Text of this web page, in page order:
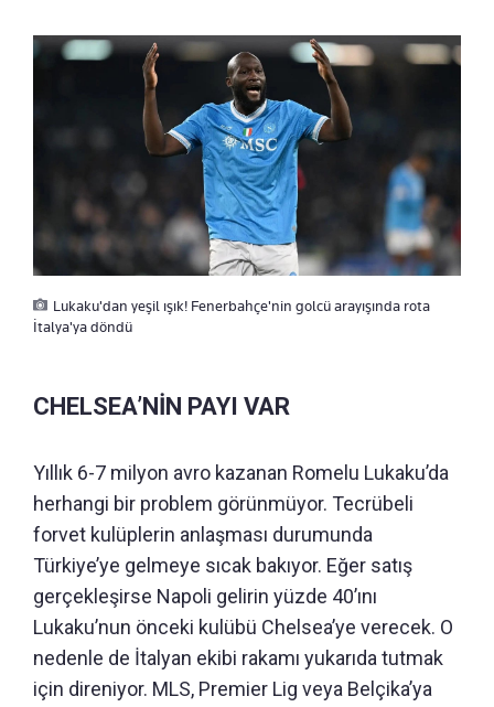
Lukaku'dan yeşil ışık! Fenerbahçe'nin golcü arayışında rota
İtalya'ya döndü
CHELSEA’NİN PAYI VAR
Yıllık 6-7 milyon avro kazanan Romelu Lukaku’da
herhangi bir problem görünmüyor. Tecrübeli
forvet kulüplerin anlaşması durumunda
Türkiye’ye gelmeye sıcak bakıyor. Eğer satış
gerçekleşirse Napoli gelirin yüzde 40’ını
Lukaku’nun önceki kulübü Chelsea’ye verecek. O
nedenle de İtalyan ekibi rakamı yukarıda tutmak
için direniyor. MLS, Premier Lig veya Belçika’ya